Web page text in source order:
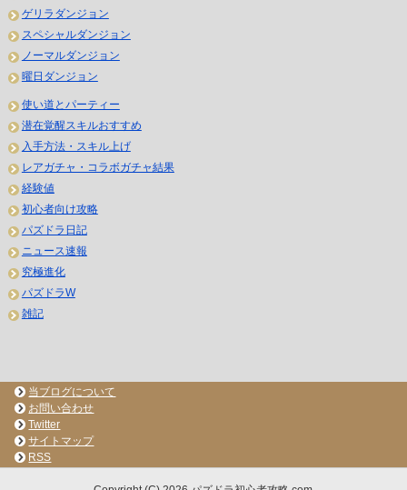
ゲリラダンジョン
スペシャルダンジョン
ノーマルダンジョン
曜日ダンジョン
使い道とパーティー
潜在覚醒スキルおすすめ
入手方法・スキル上げ
レアガチャ・コラボガチャ結果
経験値
初心者向け攻略
パズドラ日記
ニュース速報
究極進化
パズドラW
雑記
当ブログについて
お問い合わせ
Twitter
サイトマップ
RSS